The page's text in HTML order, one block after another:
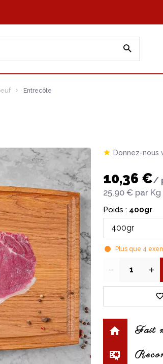
Entrecôte
Donnez-nous
10,36 €/
25,90 € par Kg
Poids : 400gr
Plus que 4
Quantité
Fait